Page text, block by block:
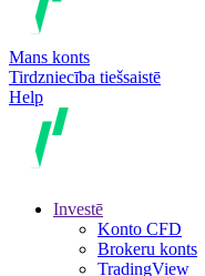
Mans konts
Tirdzniecība tiešsaistē
Help
Investē
Konto CFD
Brokeru konts
TradingView